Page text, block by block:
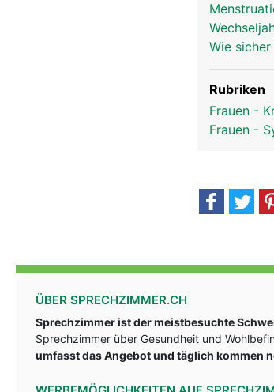
Wie
Rubriken
Frauen -
Frauen -
ÜBER SPRECHZIMMER.CH
Sprechzimmer ist der meistbesuchte
Sprechzimmer über Gesundheit und
umfasst das Angebot und täglich kommen